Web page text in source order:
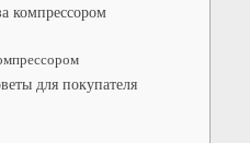
компрессором
для покупателя